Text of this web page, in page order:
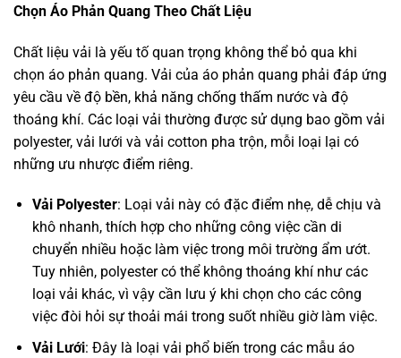
Chọn Áo Phản Quang Theo Chất Liệu
Chất liệu vải là yếu tố quan trọng không thể bỏ qua khi
chọn áo phản quang. Vải của áo phản quang phải đáp ứng
yêu cầu về độ bền, khả năng chống thấm nước và độ
thoáng khí. Các loại vải thường được sử dụng bao gồm vải
polyester, vải lưới và vải cotton pha trộn, mỗi loại lại có
những ưu nhược điểm riêng.
Vải Polyester: Loại vải này có đặc điểm nhẹ, dễ chịu và
khô nhanh, thích hợp cho những công việc cần di
chuyển nhiều hoặc làm việc trong môi trường ẩm ướt.
Tuy nhiên, polyester có thể không thoáng khí như các
loại vải khác, vì vậy cần lưu ý khi chọn cho các công
việc đòi hỏi sự thoải mái trong suốt nhiều giờ làm việc.
Vải Lưới: Đây là loại vải phổ biến trong các mẫu áo